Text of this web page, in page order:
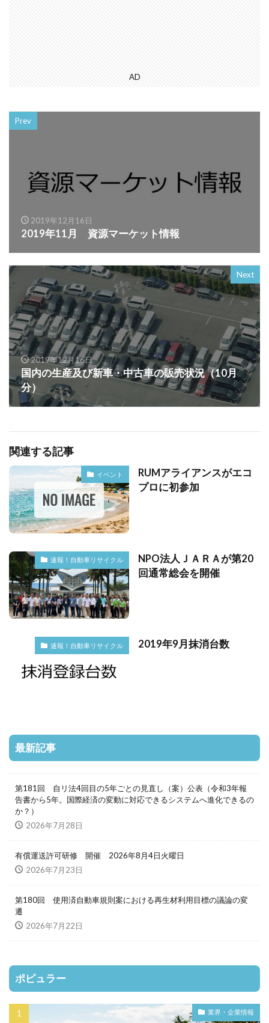
AD
Prev
2019年12月16日
2019年11月 資源マーケット情報
Next
2019年12月16日
国内の生産及び新車・中古車の販売状況（10月
分）
関連する記事
イベント
RUMアライアンスがエコ
プロに初参加
速報！自動車リサイクル
NPO法人ＪＡＲＡが第20
回通常総会を開催
速報！自動車リサイクル 2019年9月抹消台数
最新記事
第181回 自リ法4回目の5年ごとの見直し（案）公表（令和3年報
告書から5年。国際経済の変動に対応できるシステムへ進化できるの
か？）
2026年7月28日
有償運送許可研修 開催 2026年8月4日火曜日
2026年7月23日
第180回 使用済自動車規則案における再生材利用目標の議論の変
遷
2026年7月22日
ポピュラー
業界・企業情報